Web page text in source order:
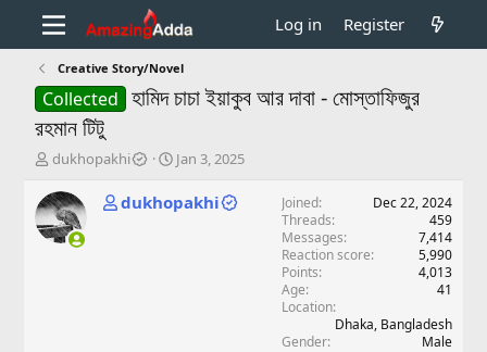
Log in Register
Creative Story/Novel
Collected হামিদ চাচা ইয়াকুব আর দাবা - মোস্তাফিজুর
রহমান টিটু
T
r
e
a
dukhopakhi
S
a
r
Jan 3, 2025
dukhopakhi Joined
Dec 22, 2024
Threads
459
Messages
7,414
Reaction score
5,990
Points
4,013
Age
41
Location
Dhaka, Bangladesh
Gender
Male